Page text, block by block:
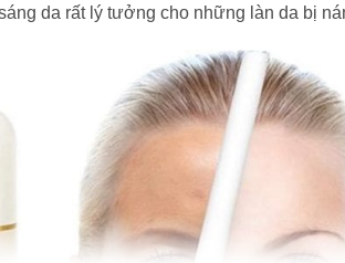
da rất lý tưởng cho những làn da bị